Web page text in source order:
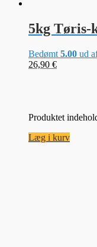
5kg Tøris-
Bedømt 5.00 ud
26,90 €
Produktet
Læg i kurv